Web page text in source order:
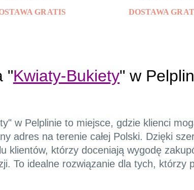
GRATIS DOSTAWA
"Kwiaty-Bukiety" w
w Pelplinie to miejsce, gdzie klienci
adres na terenie całej Polski. Dzięki
klientów, którzy doceniają wygodę
To idealne rozwiązanie dla tych, którzy